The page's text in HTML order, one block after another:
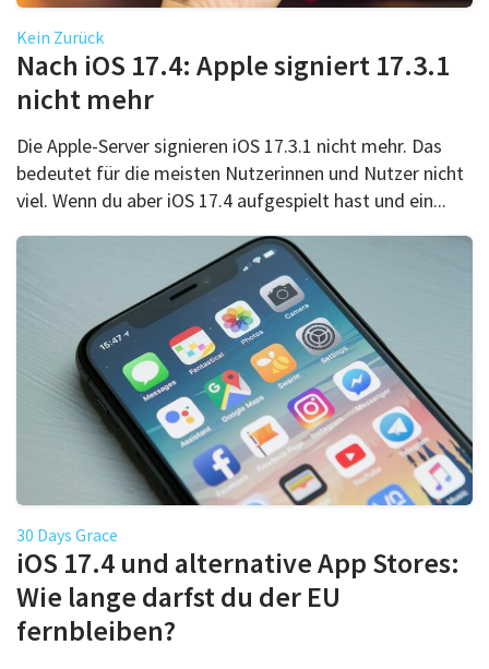
Kein Zurück
Nach iOS 17.4: Apple signiert 17.3.1
nicht mehr
Die Apple-Server signieren iOS 17.3.1 nicht mehr. Das
bedeutet für die meisten Nutzerinnen und Nutzer nicht
viel. Wenn du aber iOS 17.4 aufgespielt hast und ein...
30 Days Grace
iOS 17.4 und alternative App Stores:
Wie lange darfst du der EU
fernbleiben?